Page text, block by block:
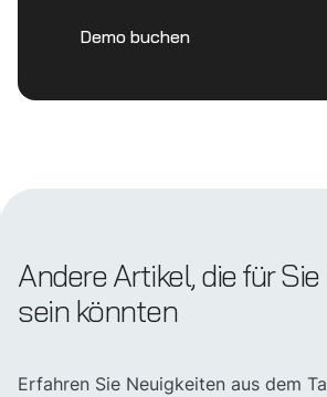
Demo buchen
Andere Artikel, die für
sein könnten
Erfahren Sie Neuigkeiten aus dem